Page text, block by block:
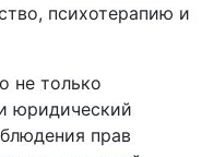
психотерапию и
не только
юридический
прав